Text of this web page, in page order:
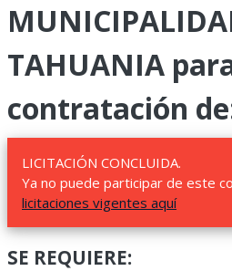
TAHUANIA
contratación
LICITACIÓN CONCLUIDA.
Ya no puede participar de este
licitaciones vigentes aquí
SE REQUIERE: